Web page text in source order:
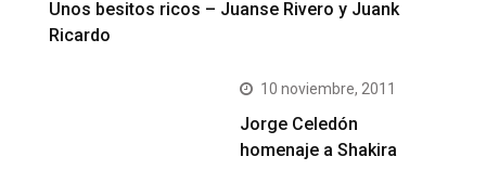
Unos besitos ricos – Juanse Rivero y Juank
Ricardo
10 noviembre, 2011
Jorge Celedón
homenaje a Shakira